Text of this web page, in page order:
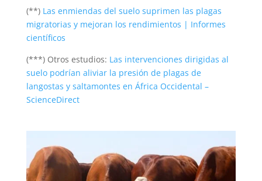
(**) Las enmiendas del suelo suprimen las plagas
migratorias y mejoran los rendimientos | Informes
científicos
(***) Otros estudios: Las intervenciones dirigidas al
suelo podrían aliviar la presión de plagas de
langostas y saltamontes en África Occidental –
ScienceDirect